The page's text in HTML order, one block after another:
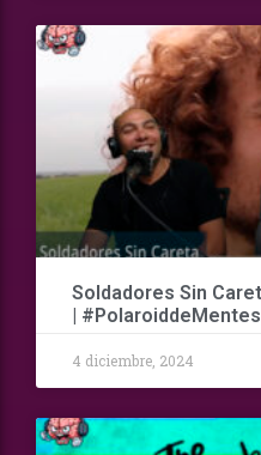
Soldadores Sin
|
4 diciembre, 2024